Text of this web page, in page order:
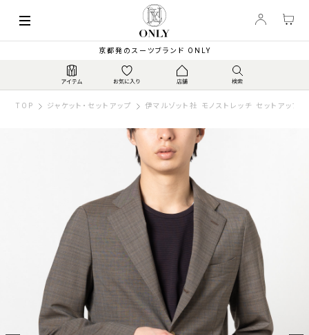
京都発のスーツブランド ONLY
TOP ジャケット・セットアップ 伊マルゾット社 モノストレッチ セットアップ